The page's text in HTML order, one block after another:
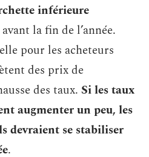
inférieure
la fin de l’année.
pour les acheteurs
des prix de
des taux. Si les taux
augmenter un peu, les
devraient se stabiliser
.